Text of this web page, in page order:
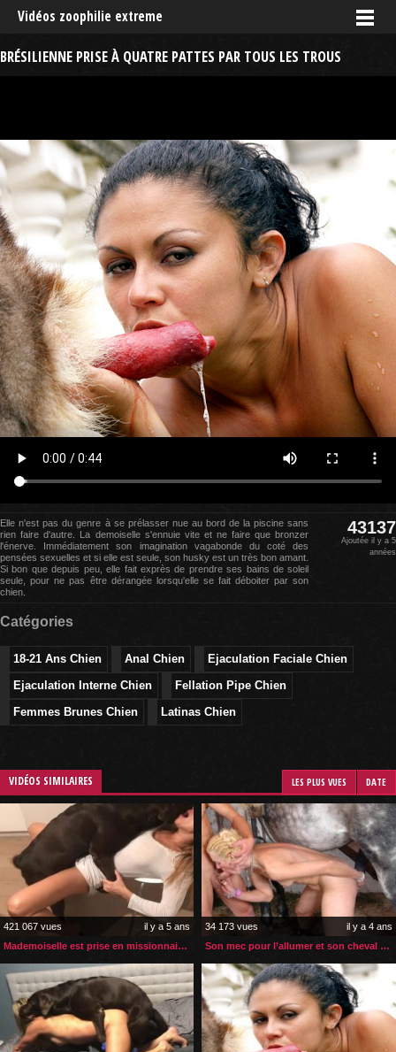
Vidéos zoophilie extreme
BRÉSILIENNE PRISE À QUATRE PATTES PAR TOUS LES TROUS
Elle n'est pas du genre à se prélasser nue au bord de la piscine sans
rien faire d'autre. La demoiselle s'ennuie vite et ne faire que bronzer
l'énerve. Immédiatement son imagination vagabonde du coté des
pensées sexuelles et si elle est seule, son husky est un très bon amant.
Si bon que depuis peu, elle fait exprès de prendre ses bains de soleil
seule, pour ne pas être dérangée lorsqu'elle se fait déboiter par son
chien.
43137
Ajoutée il y a 5
années
Catégories
18-21 Ans Chien Anal Chien
Ejaculation Faciale Chien
Ejaculation Interne Chien
Fellation Pipe Chien
Femmes Brunes Chien
Latinas Chien
VIDÉOS SIMILAIRES LES PLUS VUES DATE
421 067 vues
il y a 5 ans
Mademoiselle est prise en missionnaire par son chien
34 173 vues
il y a 4 ans
Son mec pour l’allumer et son cheval pour l’extase anale